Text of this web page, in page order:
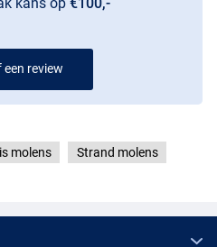
een review
molens Strand molens